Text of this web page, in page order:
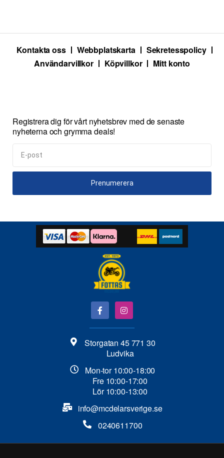
Kontakta oss Webbplatskarta
Sekretesspolicy
Användarvillkor
Köpvillkor Mitt konto
Registrera dig för vårt nyhetsbrev med de senaste
nyheterna och grymma deals!
Prenumerera
Storgatan 45 771 30
Ludvika
Mon-tor 10:00-18:00
Fre 10:00-17:00
Lör 10:00-13:00
info@mcdelarsverige.se​
0240611700